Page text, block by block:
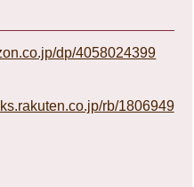
dp/4058024399
rb/1806949